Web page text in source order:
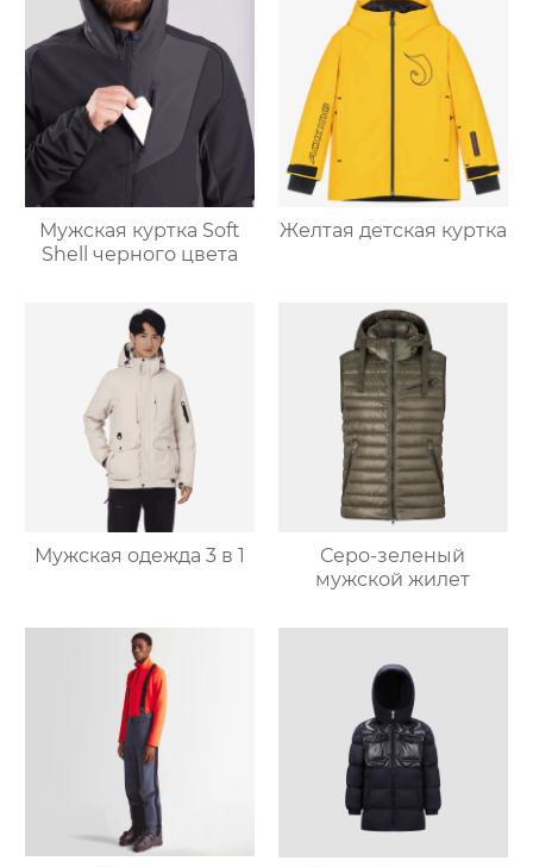
Мужская куртка Soft
Shell черного цвета
Желтая детская куртка
Мужская одежда 3 в 1
Серо-зеленый
мужской жилет